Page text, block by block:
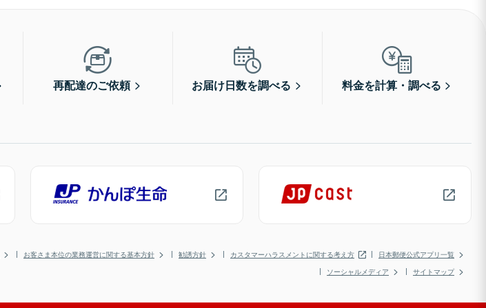
再配達のご依頼 お届け日数を調べる 料金を計算・調べる
お客さま本位の業務運営に関する基本方針 勧誘方針 カスタマーハラスメントに関する考え方
日本郵便公式アプリ一覧
ソーシャルメディア
サイトマップ